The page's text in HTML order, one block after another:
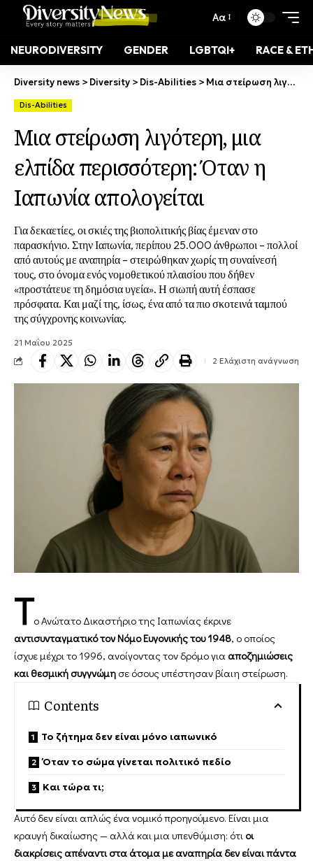
Αα
NEURODIVERSITY GENDER LGBTQI+ RACE &
Diversity news > Diversity > Dis-Abilities > Μια στείρωση λιγότερη, μια ελπίδα περισσότερη: Όταν η Ιαπωνία απολογείται
Dis-Abilities
Μια στείρωση λιγότερη, μια
ελπίδα περισσότερη: Όταν η
Ιαπωνία απολογείται
Για δεκαετίες, οι σκιές της βιοπολιτικής βίας έμεναν στο
παρασκήνιο. Στην Ιαπωνία, περίπου 25.000 άνθρωποι – πολλοί
από αυτούς με αναπηρία – στειρώθηκαν χωρίς τη συναίνεσή
τους, στο όνομα ενός νομοθετικού πλαισίου που δήθεν
«προστάτευε τη δημόσια υγεία». Η σιωπή αυτή έσπασε
πρόσφατα. Και μαζί της, ίσως, ένα από τα πιο σκοτεινά ταμπού
της σύγχρονης κοινωνίας.
21 Μαΐου 2025
2 Ελάχιστη ανάγνωση
Το Ανώτατο Δικαστήριο της Ιαπωνίας έκρινε
αντισυνταγματικό τον Νόμο Ευγονικής του 1948, ο οποίος
ίσχυε μέχρι το 1996, ανοίγοντας τον δρόμο για αποζημιώσεις
και θεσμική συγγνώμη σε όσους υπέστησαν βίαιη στείρωση.
Contents
Το ζήτημα δεν είναι μόνο ιαπωνικό
Όταν το σώμα γίνεται πολιτικό πεδίο
Και τώρα τι;
Αυτό δεν είναι απλώς ένα νομικό προηγούμενο. Είναι μια
κραυγή δικαίωσης — αλλά και μια υπενθύμιση: ότι οι
διακρίσεις απέναντι στα άτομα με αναπηρία δεν είναι πάντα